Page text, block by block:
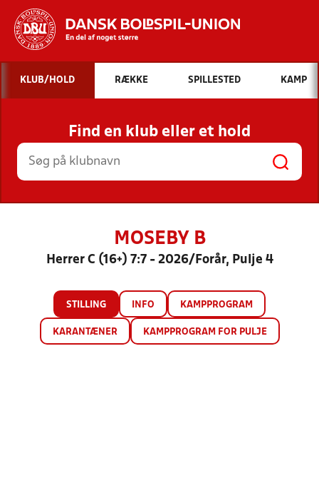
Hvad vil du søge efter?
INDHOLD OG NYHEDER
STILLINGER, RESULTATER, KLUBBER OG
HOLD
KLUB/HOLD RÆKKE SPILLESTED KAMP
Find en klub eller et hold
MOSEBY B
Herrer C (16+) 7:7 - 2026/Forår, Pulje 4
STILLING INFO KAMPPROGRAM
KARANTÆNER KAMPPROGRAM FOR PULJE